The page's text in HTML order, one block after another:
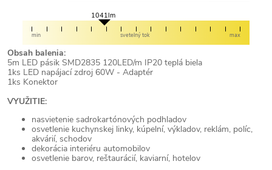
1041lm
min svetelný tok max
Obsah balenia:
5m LED pásik SMD2835 120LED/m IP20 teplá biela
1ks LED napájací zdroj 60W - Adaptér
1ks Konektor
VYUŽITIE:
nasvietenie sadrokartónových podhladov
osvetlenie kuchynskej linky, kúpelní, výkladov, reklám, políc,
akvárií, schodov
dekorácia interiéru automobilov
osvetlenie barov, reštaurácií, kaviarní, hotelov